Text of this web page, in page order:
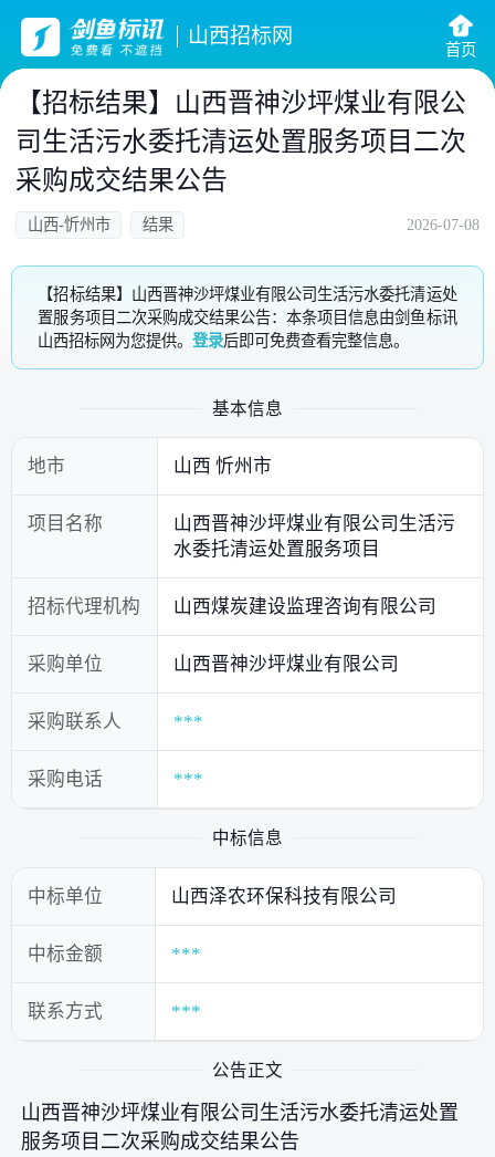
山西招标网
首页
【招标结果】山西晋神沙坪煤业有限公
司生活污水委托清运处置服务项目二次
采购成交结果公告
山西-忻州市 结果 2026-07-08
【招标结果】山西晋神沙坪煤业有限公司生活污水委托清运处
置服务项目二次采购成交结果公告：本条项目信息由剑鱼标讯
山西招标网为您提供。登录后即可免费查看完整信息。
基本信息
地市 山西 忻州市
项目名称
山西晋神沙坪煤业有限公司生活污
水委托清运处置服务项目
招标代理机构 山西煤炭建设监理咨询有限公司
采购单位 山西晋神沙坪煤业有限公司
采购联系人 ***
采购电话 ***
中标信息
中标单位 山西泽农环保科技有限公司
中标金额 ***
联系方式 ***
公告正文
山西晋神沙坪煤业有限公司生活污水委托清运处置
服务项目二次采购成交结果公告